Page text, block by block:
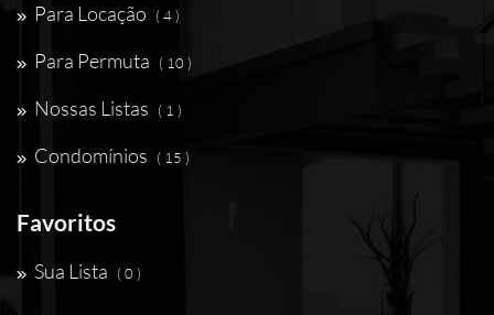
Para Locação ( 4 )
Para Permuta ( 10 )
Nossas Listas ( 1 )
Condomínios ( 15 )
Favoritos
Sua Lista ( 0 )